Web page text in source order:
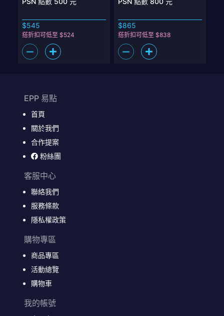
$545
搭折扣可低至 $524
$865
搭折扣可低至 $838
EPP 易點
首頁
關於我們
合作提案
粉絲團
客服中心
聯絡我們
服務條款
隱私權政策
購物專區
商品專區
活動總覽
購物車
我的帳號